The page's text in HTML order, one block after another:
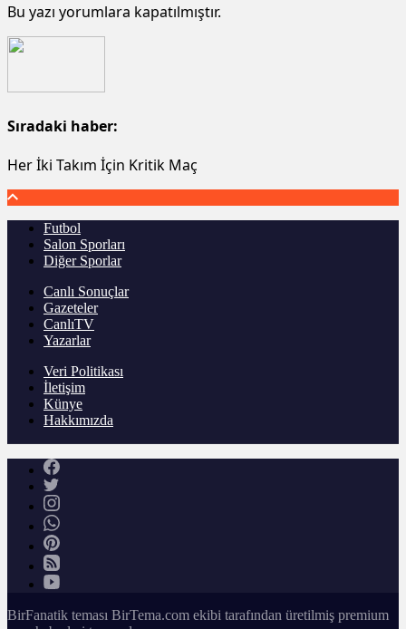
Bu yazı yorumlara kapatılmıştır.
Sıradaki haber:
Her İki Takım İçin Kritik Maç
Futbol
Salon Sporları
Diğer Sporlar
Canlı Sonuçlar
Gazeteler
CanlıTV
Yazarlar
Veri Politikası
İletişim
Künye
Hakkımızda
BirFanatik teması BirTema.com ekibi tarafından üretilmiş premium